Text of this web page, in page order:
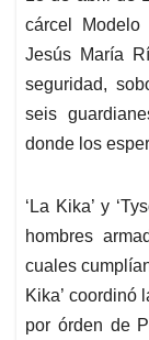
cárcel Modelo
Jesús María
seguridad,
seis
donde los
‘La Kika’ y
hombres
cuales
Kika’ coordinó
por órden de